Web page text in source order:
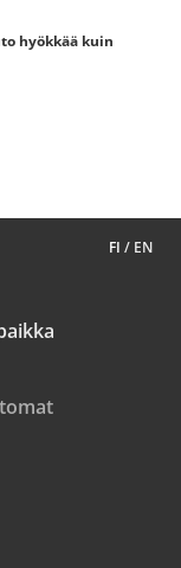
hyökkää kuin
FI / EN